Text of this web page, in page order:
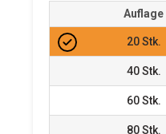
Auflage
20Stk.
40Stk.
60Stk.
80Stk.